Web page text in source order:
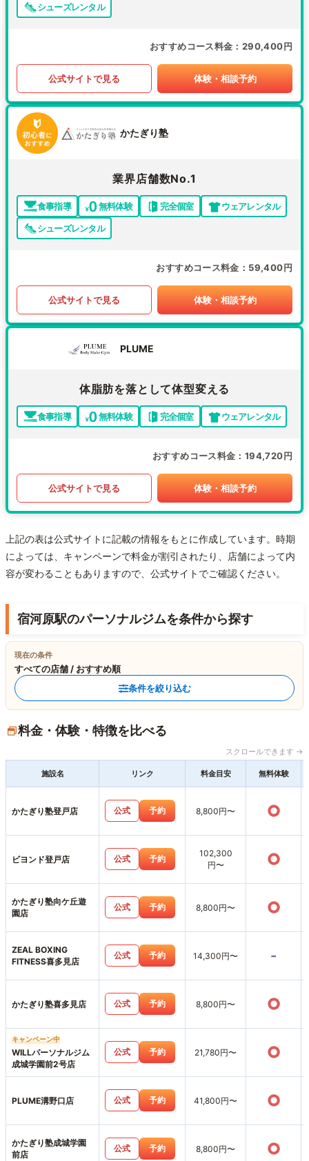
シューズレンタル
おすすめコース料金 290,400円
公式サイトで見る 体験・相談予約
かたぎり塾
業界店舗数No.1
食事指導 無料体験 完全個室
ウェアレンタル
シューズレンタル
おすすめコース料金 59,400円
公式サイトで見る 体験・相談予約
PLUME
体脂肪を落として体型変える
食事指導 無料体験 完全個室 ウェアレンタル
おすすめコース料金 194,720円
公式サイトで見る 体験・相談予約
上記の表は公式サイトに記載の情報をもとに作成しています。時期
によっては、キャンペーンで料金が割引されたり、店舗によって内
容が変わることもありますので、公式サイトでご確認ください。
宿河原駅のパーソナルジムを条件から探す
現在の条件
すべての店舗 / おすすめ順
条件を絞り込む
料金・体験・特徴を比べる
スクロールできます →
施設名 リンク 料金目安 無料体験
かたぎり塾登戸店 公式 予約 8,800円〜 ○
ビヨンド登戸店 公式 予約
102,300
円〜
○
かたぎり塾向ケ丘遊
園店
公式 予約 8,800円〜 ○
ZEAL BOXING
FITNESS喜多見店
公式 予約 14,300円〜 -
かたぎり塾喜多見店 公式 予約 8,800円〜 ○
キャンペーン中
WILLパーソナルジム
成城学園前2号店
公式 予約 21,780円〜 ○
PLUME溝野口店 公式 予約 41,800円〜 ○
かたぎり塾成城学園
前店
公式 予約 8,800円〜 ○